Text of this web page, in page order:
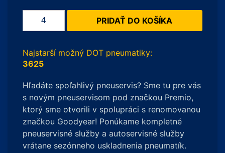
množstvo
175/55
R15
PRIDAŤ DO KOŠÍKA
Najstarší možný DOT pneumatiky:
3625
Hľadáte spoľahlivý pneuservis? Sme tu pre vás
s novým pneuservisom pod značkou Premio,
ktorý sme otvorili v spolupráci s renomovanou
značkou Goodyear! Ponúkame kompletné
pneuservisné služby a autoservisné služby
vrátane sezónneho uskladnenia pneumatík.